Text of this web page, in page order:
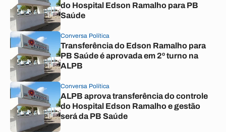
do Hospital Edson Ramalho para PB
Saúde
Conversa Política
Transferência do Edson Ramalho para
PB Saúde é aprovada em 2º turno na
ALPB
Conversa Política
ALPB aprova transferência do controle
do Hospital Edson Ramalho e gestão
será da PB Saúde